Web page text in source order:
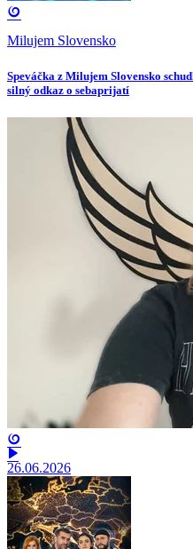
Milujem Slovensko
Speváčka z Milujem Slovensko
silný odkaz o sebaprijatí
26.06.2026